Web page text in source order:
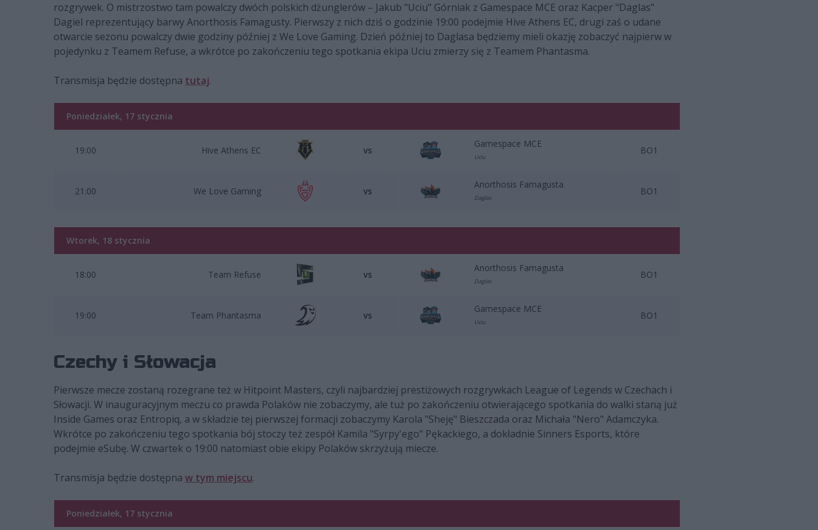
rozgrywek. O mistrzostwo tam powalczy dwóch polskich dżunglerów – Jakub "Uciu" Górniak z Gamespace MCE oraz Kacper "Daglas"
Dagiel reprezentujący barwy Anorthosis Famagusty. Pierwszy z nich dziś o godzinie 19:00 podejmie Hive Athens EC, drugi zaś o udane
otwarcie sezonu powalczy dwie godziny później z We Love Gaming. Dzień później to Daglasa będziemy mieli okazję zobaczyć najpierw w
pojedynku z Teamem Refuse, a wkrótce po zakończeniu tego spotkania ekipa Uciu zmierzy się z Teamem Phantasma.
Transmisja będzie dostępna tutaj.
Poniedziałek, 17 stycznia
19:00 Hive Athens EC vs
Gamespace MCE
Uciu
BO1
21:00 We Love Gaming vs
Anorthosis Famagusta
Daglas
BO1
Wtorek, 18 stycznia
18:00 Team Refuse vs
Anorthosis Famagusta
Daglas
BO1
19:00 Team Phantasma vs
Gamespace MCE
Uciu
BO1
Czechy i Słowacja
Pierwsze mecze zostaną rozegrane też w Hitpoint Masters, czyli najbardziej prestiżowych rozgrywkach League of Legends w Czechach i
Słowacji. W inauguracyjnym meczu co prawda Polaków nie zobaczymy, ale tuż po zakończeniu otwierającego spotkania do walki staną już
Inside Games oraz Entropiq, a w składzie tej pierwszej formacji zobaczymy Karola "Sheję" Bieszczada oraz Michała "Nero" Adamczyka.
Wkrótce po zakończeniu tego spotkania bój stoczy też zespół Kamila "Syrpy'ego" Pękackiego, a dokładnie Sinners Esports, które
podejmie eSubę. W czwartek o 19:00 natomiast obie ekipy Polaków skrzyżują miecze.
Transmisja będzie dostępna w tym miejscu.
Poniedziałek, 17 stycznia